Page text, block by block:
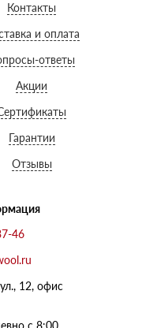
Контакты
и оплата
ответы
Акции
Гарантии
Отзывы
46
12, офис